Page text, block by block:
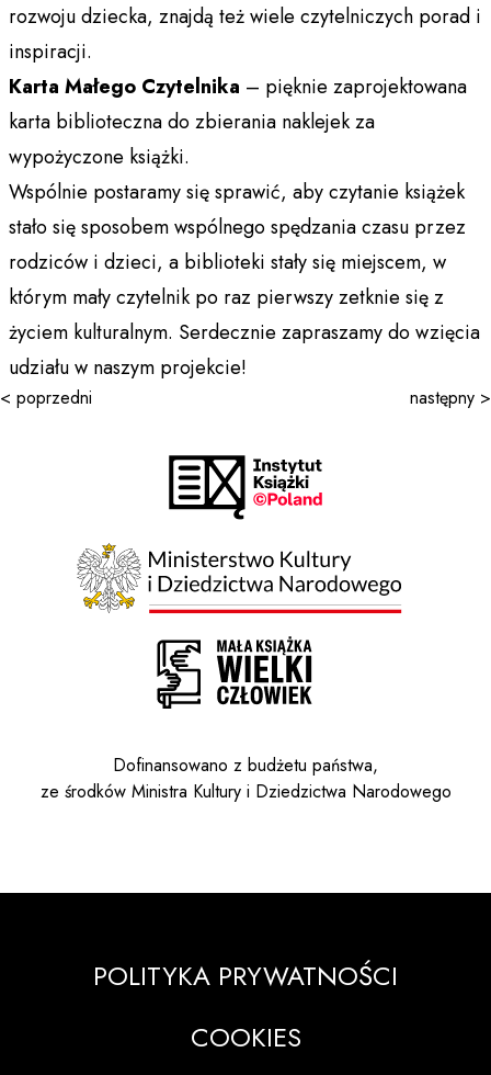
rozwoju dziecka, znajdą też wiele czytelniczych porad i
inspiracji.
Karta Małego Czytelnika – pięknie zaprojektowana
karta biblioteczna do zbierania naklejek za
wypożyczone książki.
Wspólnie postaramy się sprawić, aby czytanie książek
stało się sposobem wspólnego spędzania czasu przez
rodziców i dzieci, a biblioteki stały się miejscem, w
którym mały czytelnik po raz pierwszy zetknie się z
życiem kulturalnym. Serdecznie zapraszamy do wzięcia
udziału w naszym projekcie!
< poprzedni następny >
Dofinansowano z budżetu państwa,
ze środków Ministra Kultury i Dziedzictwa Narodowego
POLITYKA PRYWATNOŚCI
COOKIES